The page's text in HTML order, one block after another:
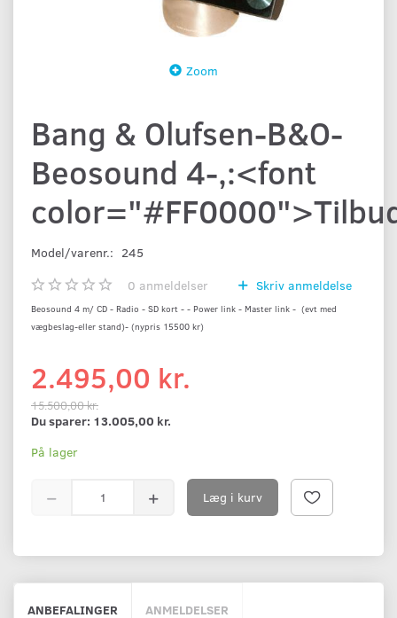
Zoom
Bang & Olufsen-B&O-
Beosound 4-,:<font
Model/varenr.: 245
0 anmeldelser Skriv anmeldelse
Beosound 4 m/ CD - Radio - SD kort - - Power link - Master link - (evt med
vægbeslag-eller stand)- (nypris 15500 kr)
2.495,00 kr.
15.500,00 kr.
Du sparer: 13.005,00 kr.
På lager
Læg i kurv
ANBEFALINGER ANMELDELSER